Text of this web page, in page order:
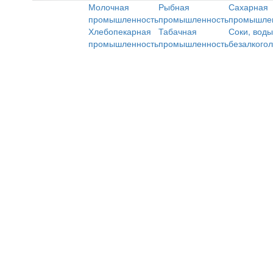
Молочная
промышленность
Рыбная
промышленность
Сахарная
Хлебопекарная
промышленность
Табачная
промышленность
Соки,